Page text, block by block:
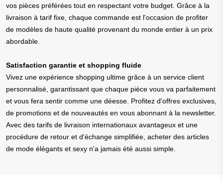
vos pièces préférées tout en respectant votre budget. Grâce à la
livraison à tarif fixe, chaque commande est l'occasion de profiter
de modèles de haute qualité provenant du monde entier à un prix
abordable.
Satisfaction garantie et shopping fluide
Vivez une expérience shopping ultime grâce à un service client
personnalisé, garantissant que chaque pièce vous va parfaitement
et vous fera sentir comme une déesse. Profitez d'offres exclusives,
de promotions et de nouveautés en vous abonnant à la newsletter.
Avec des tarifs de livraison internationaux avantageux et une
procédure de retour et d'échange simplifiée, acheter des articles
de mode élégants et sexy n'a jamais été aussi simple.